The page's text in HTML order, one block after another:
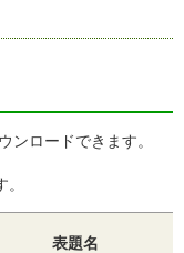
ンロードできます。
表題名